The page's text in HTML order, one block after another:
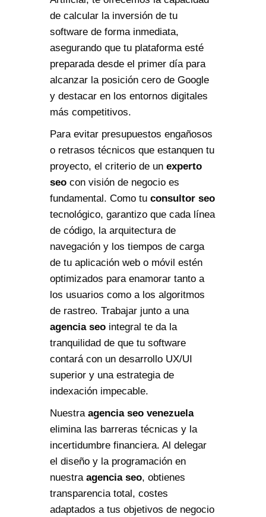
de calcular la inversión de tu
software de forma inmediata,
asegurando que tu plataforma esté
preparada desde el primer día para
alcanzar la posición cero de Google
y destacar en los entornos digitales
más competitivos.
Para evitar presupuestos engañosos
o retrasos técnicos que estanquen tu
proyecto, el criterio de un experto
seo con visión de negocio es
fundamental. Como tu consultor seo
tecnológico, garantizo que cada línea
de código, la arquitectura de
navegación y los tiempos de carga
de tu aplicación web o móvil estén
optimizados para enamorar tanto a
los usuarios como a los algoritmos
de rastreo. Trabajar junto a una
agencia seo integral te da la
tranquilidad de que tu software
contará con un desarrollo UX/UI
superior y una estrategia de
indexación impecable.
Nuestra agencia seo venezuela
elimina las barreras técnicas y la
incertidumbre financiera. Al delegar
el diseño y la programación en
nuestra agencia seo, obtienes
transparencia total, costes
adaptados a tus objetivos de negocio